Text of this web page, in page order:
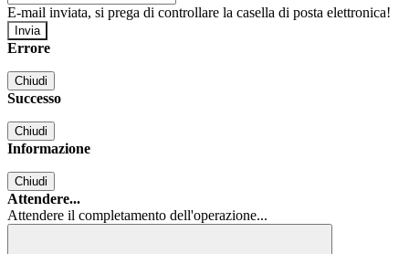
E-mail inviata, si prega di controllare la casella di posta elettronica!
Errore
Chiudi
Successo
Chiudi
Informazione
Chiudi
Attendere...
Attendere il completamento dell'operazione...